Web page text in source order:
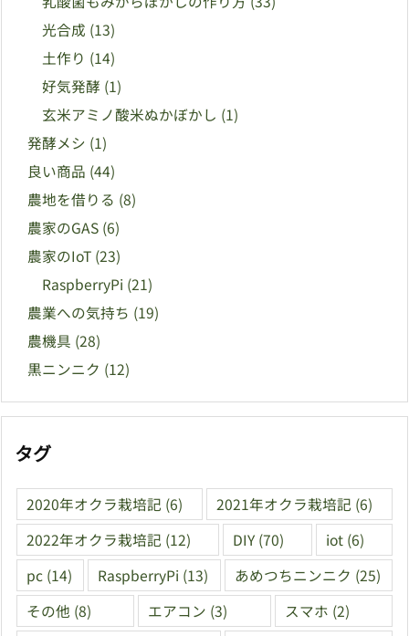
光合成 (13)
土作り (14)
好気発酵 (1)
玄米アミノ酸米ぬかぼかし (1)
発酵メシ (1)
良い商品 (44)
農地を借りる (8)
農家のGAS (6)
農家のIoT (23)
RaspberryPi (21)
農業への気持ち (19)
農機具 (28)
黒ニンニク (12)
タグ
2020年オクラ栽培記 (6) 2021年オクラ栽培記 (6)
2022年オクラ栽培記 (12) DIY (70) iot (6)
pc (14) RaspberryPi (13) あめつちニンニク (25)
その他 (8) エアコン (3) スマホ (2)